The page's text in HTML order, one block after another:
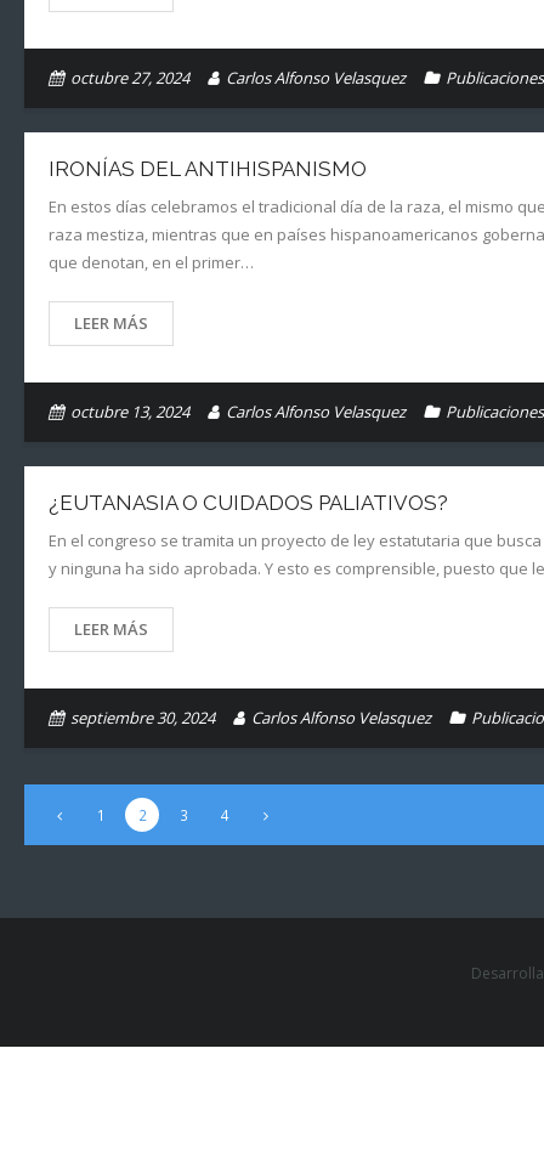
octubre 27, 2024 Carlos Alfonso Velasquez Publicaciones
IRONÍAS DEL ANTIHISPANISMO
En estos días celebramos el tradicional día de la raza, el mismo
raza mestiza, mientras que en países hispanoamericanos
que denotan, en el primer…
LEER MÁS
octubre 13, 2024 Carlos Alfonso Velasquez Publicaciones
¿EUTANASIA O CUIDADOS PALIATIVOS?
En el congreso se tramita un proyecto de ley estatutaria que
y ninguna ha sido aprobada. Y esto es comprensible, puesto
LEER MÁS
septiembre 30, 2024 Carlos Alfonso Velasquez
1 2 3 4